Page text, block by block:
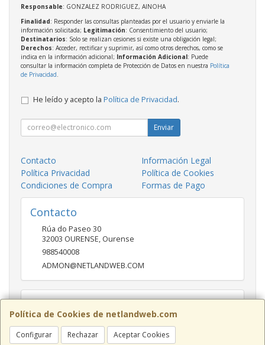
Política de Cookies de netlandweb.com
Configurar Rechazar Aceptar Cookies
Responsable: GONZALEZ RODRIGUEZ, AINOHA
Finalidad: Responder las consultas planteadas por el usuario y enviarle la
información solicitada; Legitimación: Consentimiento del usuario;
Destinatarios: Solo se realizan cesiones si existe una obligación legal;
Derechos: Acceder, rectificar y suprimir, así como otros derechos, como se
indica en la información adicional; Información Adicional: Puede
consultar la información completa de Protección de Datos en nuestra Política
de Privacidad
He leído y acepto la Política de Privacidad.
Enviar
Contacto
Información Legal
Política Privacidad
Política de Cookies
Condiciones de Compra
Formas de Pago
Contacto
Rúa do Paseo 30
32003 OURENSE, Ourense
988540008
ADMON@NETLANDWEB.COM
Horario